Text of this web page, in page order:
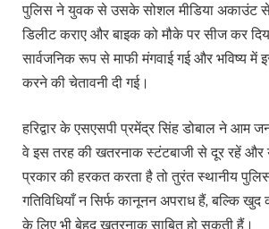
पुलिस ने युवक से उसके सोशल मीडिया अकाउंट से
डिलीट कराए और बाइक को मौके पर सीज कर
सार्वजनिक रूप से माफी मंगवाई गई और भविष्य में
करने की चेतावनी दी गई।
हरिद्वार के एसएसपी प्रमेंद्र सिंह डोबाल ने आम
वे इस तरह की खतरनाक स्टंटबाजी से दूर रहें और
प्रकार की हरकत करता है तो तुरंत स्थानीय
गतिविधियाँ न सिर्फ कानूनन अपराध हैं, बल्कि
के लिए भी बेहद खतरनाक साबित हो सकती हैं।